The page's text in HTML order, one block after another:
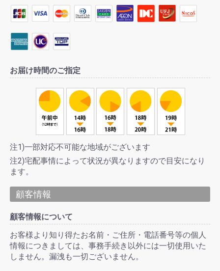
お届け時間のご指定
注1)一部対応不可能な地域がございます
注2)宅配事情によって状況が異なりますので目安になり
ます。
顧客情報
顧客情報について
お客様より知り得たお名前・ご住所・電話番号等の個人
情報につきましては、事務手続き以外には一切使用いた
しません。漏洩も一切ございません。